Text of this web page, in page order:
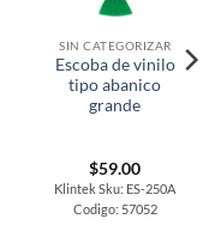
SIN CATEGORIZAR
Escoba de vinilo
tipo abanico
grande
$59.00
Klintek Sku: ES-250A
Codigo: 57052